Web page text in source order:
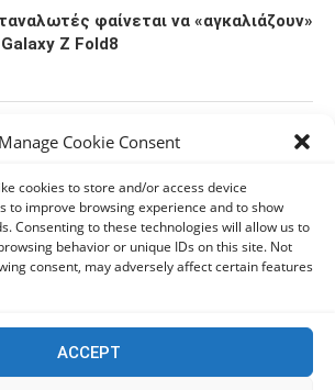
Manage Cookie Consent
cookies to store and/or access device
to improve browsing experience and to show
Consenting to these technologies will allow us to
behavior or unique IDs on this site. Not
consent, may adversely affect certain features
ACCEPT
φαίνεται να «αγκαλιάζουν»
Z Fold8
περισσότερο εκτεθειμένοι σε
αλλά λαμβάνουν λιγότερα μέτρα
Σε εξέλιξη η ενοποίηση τεσσάρων
(εικόνες)